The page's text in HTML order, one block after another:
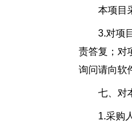
本项目采
3.对项目
责答复；对
询问请向软
七、对本
1.采购